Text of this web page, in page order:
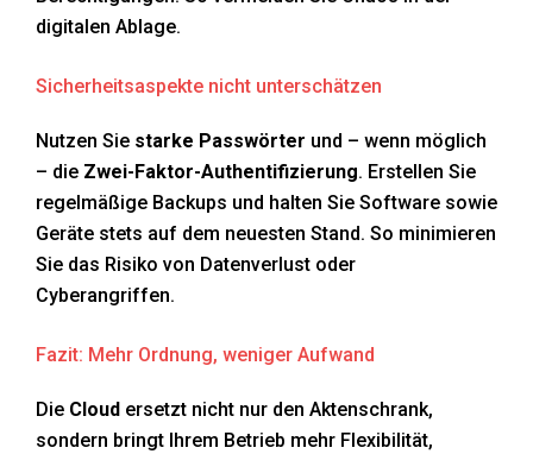
digitalen Ablage.
Sicherheitsaspekte nicht unterschätzen
Nutzen Sie starke Passwörter und – wenn möglich
– die Zwei-Faktor-Authentifizierung. Erstellen Sie
regelmäßige Backups und halten Sie Software sowie
Geräte stets auf dem neuesten Stand. So minimieren
Sie das Risiko von Datenverlust oder
Cyberangriffen.
Fazit: Mehr Ordnung, weniger Aufwand
Die Cloud ersetzt nicht nur den Aktenschrank,
sondern bringt Ihrem Betrieb mehr Flexibilität,